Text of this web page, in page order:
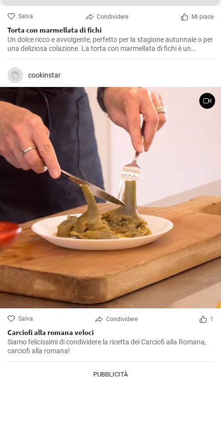
Salva Condividere Mi piace
Torta con marmellata di fichi
Un dolce ricco e avvolgente, perfetto per la stagione autunnale o per
una deliziosa colazione. La torta con marmellata di fichi è un
dessert saporito e profumato, ideale anche come fine pasto.
cookinstar
Salva Condividere 1
Carciofi alla romana veloci
Siamo felicissimi di condividere la ricetta dei Carciofi alla Romana,
carciofi alla romana!
PUBBLICITÀ